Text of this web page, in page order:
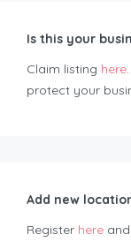
Is this your
Claim listing here
protect your
Add new
Register here